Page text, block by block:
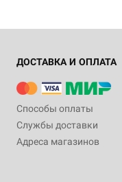
ДОСТАВКА И ОПЛАТА
Способы оплаты
Службы доставки
Адреса магазинов